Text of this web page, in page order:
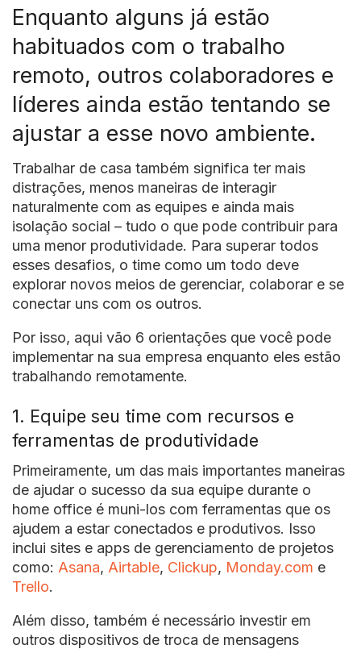
Enquanto alguns já estão
habituados com o trabalho
remoto, outros colaboradores e
líderes ainda estão tentando se
ajustar a esse novo ambiente.
Trabalhar de casa também significa ter mais
distrações, menos maneiras de interagir
naturalmente com as equipes e ainda mais
isolação social – tudo o que pode contribuir para
uma menor produtividade. Para superar todos
esses desafios, o time como um todo deve
explorar novos meios de gerenciar, colaborar e se
conectar uns com os outros.
Por isso, aqui vão 6 orientações que você pode
implementar na sua empresa enquanto eles estão
trabalhando remotamente.
1. Equipe seu time com recursos e
ferramentas de produtividade
Primeiramente, um das mais importantes maneiras
de ajudar o sucesso da sua equipe durante o
home office é muni-los com ferramentas que os
ajudem a estar conectados e produtivos. Isso
inclui sites e apps de gerenciamento de projetos
como: Asana, Airtable, Clickup, Monday.com e
Trello.
Além disso, também é necessário investir em
outros dispositivos de troca de mensagens